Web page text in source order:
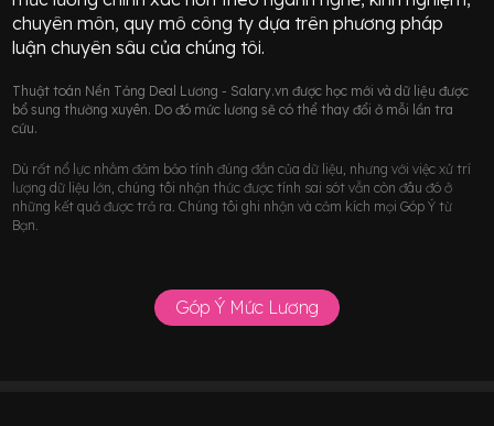
chuyên môn, quy mô công ty dựa trên phương pháp
luận chuyên sâu của chúng tôi.
Thuật toán Nền Tảng Deal Lương - Salary.vn được học mới và dữ liệu được
bổ sung thường xuyên. Do đó mức lương sẽ có thể thay đổi ở mỗi lần tra
cứu.
Dù rất nổ lực nhằm đảm bảo tính đúng đắn của dữ liệu, nhưng với việc xử trí
lượng dữ liệu lớn, chúng tôi nhận thức được tính sai sót vẫn còn đâu đó ở
những kết quả được trả ra. Chúng tôi ghi nhận và cảm kích mọi Góp Ý từ
Bạn.
Góp Ý Mức Lương